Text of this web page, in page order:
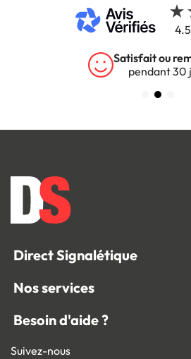
Satisfait ou
pendant 30
Direct Signalétique
Nos services
Besoin d'aide ?
Suivez-nous